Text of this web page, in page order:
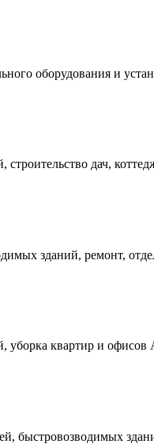
оборудования и
дач,
зданий, ремонт,
уборка квартир и
быстровозводимых